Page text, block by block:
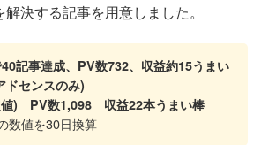
決する記事を用意しました。
記事達成、PV数732、収益約15うまい
センスのみ)
値) PV数1,098 収益22本うまい棒
数値を30日換算